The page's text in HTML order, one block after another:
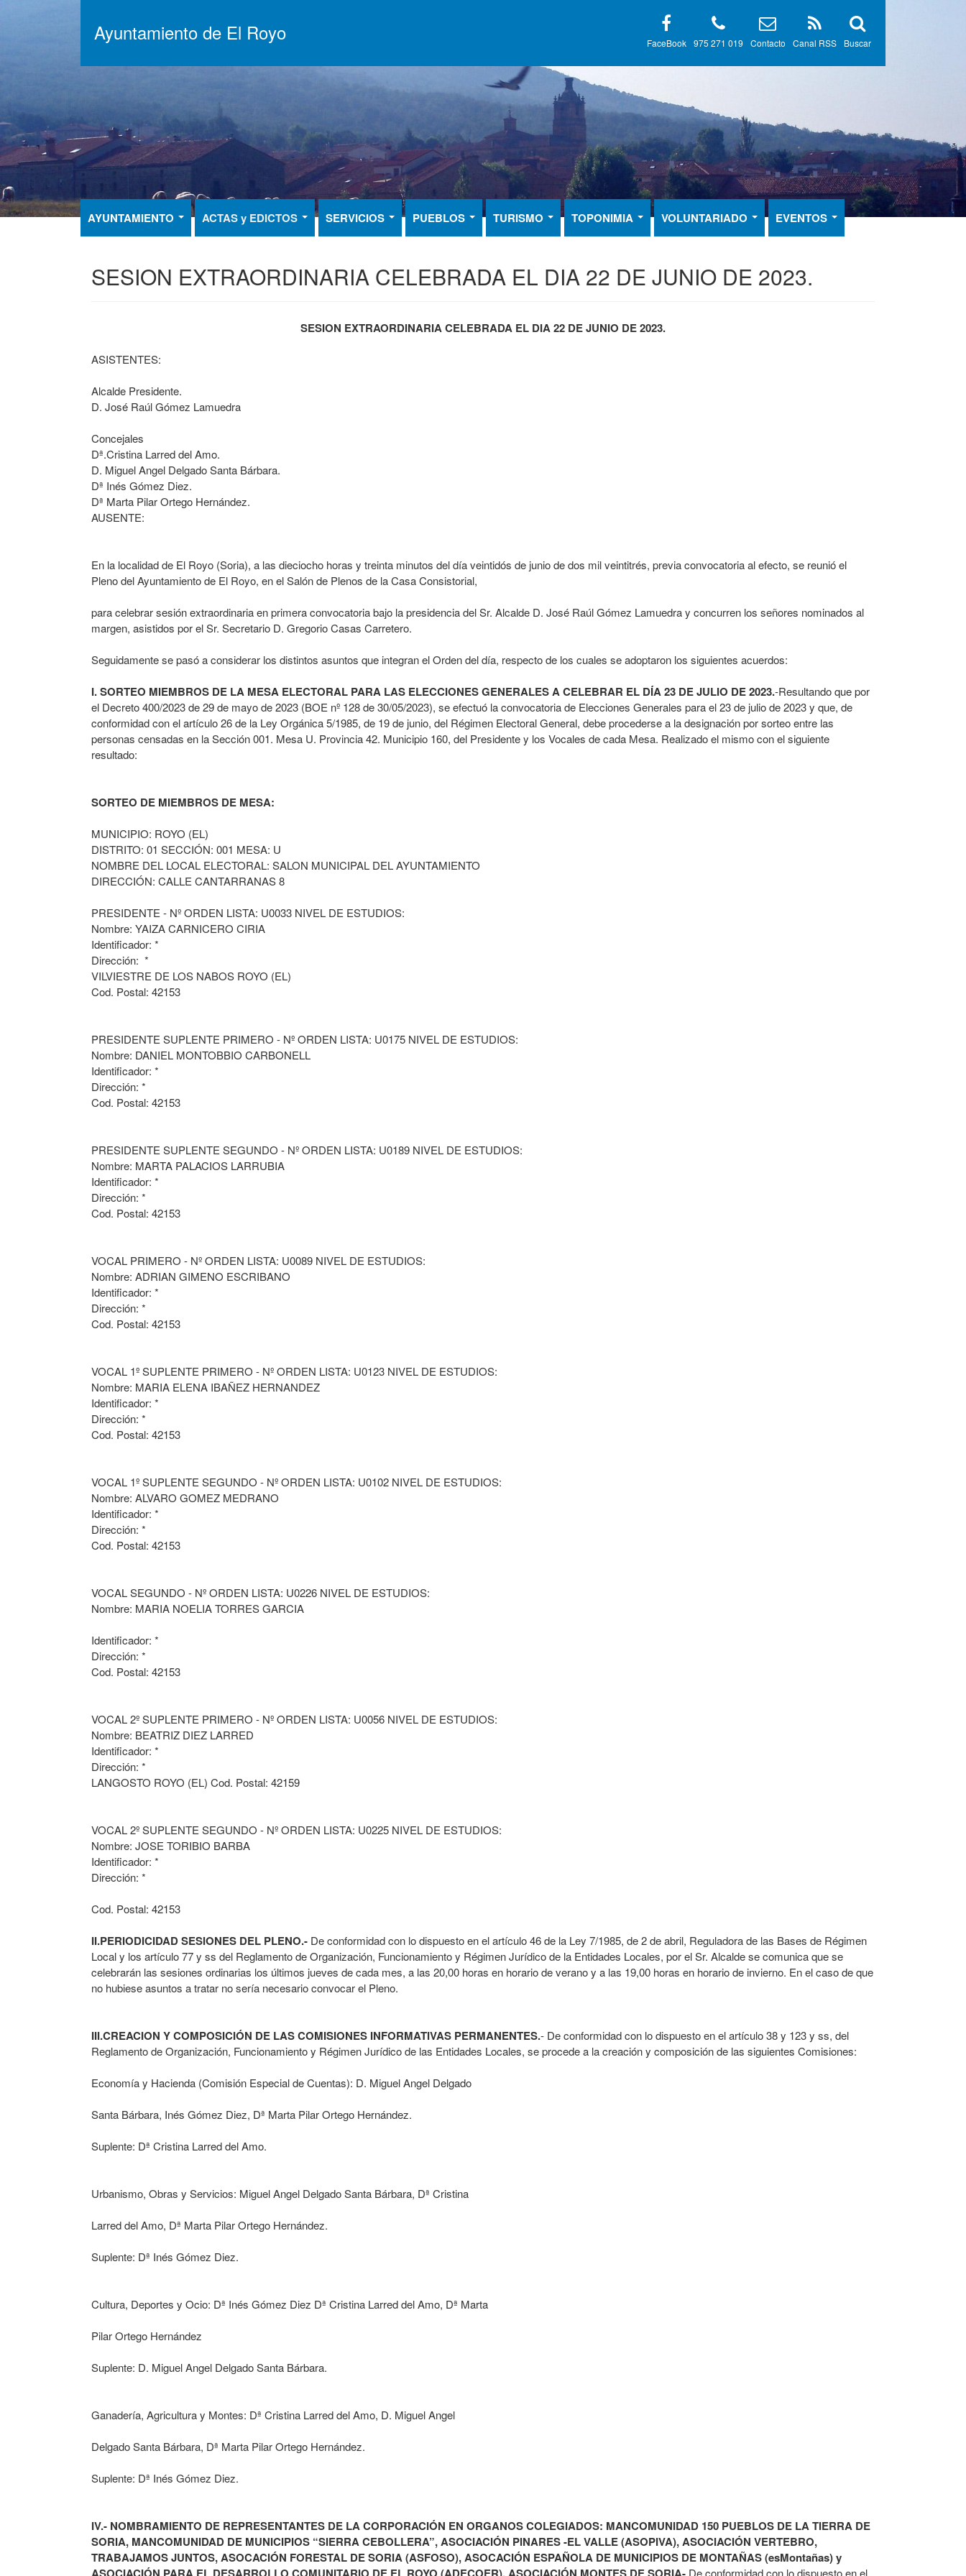
Ayuntamiento de El Royo Buscar
Canal RSS
Contacto
975 271 019
FaceBook
AYUNTAMIENTO ACTAS y EDICTOS SERVICIOS PUEBLOS TURISMO TOPONIMIA VOLUNTARIADO EVENTOS
SESION EXTRAORDINARIA CELEBRADA EL DIA 22 DE JUNIO DE 2023.
SESION EXTRAORDINARIA CELEBRADA EL DIA 22 DE JUNIO DE 2023.
ASISTENTES:
Alcalde Presidente.
D. José Raúl Gómez Lamuedra
Concejales
Dª.Cristina Larred del Amo.
D. Miguel Angel Delgado Santa Bárbara.
Dª Inés Gómez Diez.
Dª Marta Pilar Ortego Hernández.
AUSENTE:
En la localidad de El Royo (Soria), a las dieciocho horas y treinta minutos del día veintidós de junio de dos mil veintitrés, previa convocatoria al efecto, se reunió el
Pleno del Ayuntamiento de El Royo, en el Salón de Plenos de la Casa Consistorial,
para celebrar sesión extraordinaria en primera convocatoria bajo la presidencia del Sr. Alcalde D. José Raúl Gómez Lamuedra y concurren los señores nominados al
margen, asistidos por el Sr. Secretario D. Gregorio Casas Carretero.
Seguidamente se pasó a considerar los distintos asuntos que integran el Orden del día, respecto de los cuales se adoptaron los siguientes acuerdos:
I. SORTEO MIEMBROS DE LA MESA ELECTORAL PARA LAS ELECCIONES GENERALES A CELEBRAR EL DÍA 23 DE JULIO DE 2023.-Resultando que por
el Decreto 400/2023 de 29 de mayo de 2023 (BOE nº 128 de 30/05/2023), se efectuó la convocatoria de Elecciones Generales para el 23 de julio de 2023 y que, de
conformidad con el artículo 26 de la Ley Orgánica 5/1985, de 19 de junio, del Régimen Electoral General, debe procederse a la designación por sorteo entre las
personas censadas en la Sección 001. Mesa U. Provincia 42. Municipio 160, del Presidente y los Vocales de cada Mesa. Realizado el mismo con el siguiente
resultado:
SORTEO DE MIEMBROS DE MESA:
MUNICIPIO: ROYO (EL)
DISTRITO: 01 SECCIÓN: 001 MESA: U
NOMBRE DEL LOCAL ELECTORAL: SALON MUNICIPAL DEL AYUNTAMIENTO
DIRECCIÓN: CALLE CANTARRANAS 8
PRESIDENTE - Nº ORDEN LISTA: U0033 NIVEL DE ESTUDIOS:
Nombre: YAIZA CARNICERO CIRIA
Identificador: *
Dirección: *
VILVIESTRE DE LOS NABOS ROYO (EL)
Cod. Postal: 42153
PRESIDENTE SUPLENTE PRIMERO - Nº ORDEN LISTA: U0175 NIVEL DE ESTUDIOS:
Nombre: DANIEL MONTOBBIO CARBONELL
Identificador: *
Dirección: *
Cod. Postal: 42153
PRESIDENTE SUPLENTE SEGUNDO - Nº ORDEN LISTA: U0189 NIVEL DE ESTUDIOS:
Nombre: MARTA PALACIOS LARRUBIA
Identificador: *
Dirección: *
Cod. Postal: 42153
VOCAL PRIMERO - Nº ORDEN LISTA: U0089 NIVEL DE ESTUDIOS:
Nombre: ADRIAN GIMENO ESCRIBANO
Identificador: *
Dirección: *
Cod. Postal: 42153
VOCAL 1º SUPLENTE PRIMERO - Nº ORDEN LISTA: U0123 NIVEL DE ESTUDIOS:
Nombre: MARIA ELENA IBAÑEZ HERNANDEZ
Identificador: *
Dirección: *
Cod. Postal: 42153
VOCAL 1º SUPLENTE SEGUNDO - Nº ORDEN LISTA: U0102 NIVEL DE ESTUDIOS:
Nombre: ALVARO GOMEZ MEDRANO
Identificador: *
Dirección: *
Cod. Postal: 42153
VOCAL SEGUNDO - Nº ORDEN LISTA: U0226 NIVEL DE ESTUDIOS:
Nombre: MARIA NOELIA TORRES GARCIA
Identificador: *
Dirección: *
Cod. Postal: 42153
VOCAL 2º SUPLENTE PRIMERO - Nº ORDEN LISTA: U0056 NIVEL DE ESTUDIOS:
Nombre: BEATRIZ DIEZ LARRED
Identificador: *
Dirección: *
LANGOSTO ROYO (EL) Cod. Postal: 42159
VOCAL 2º SUPLENTE SEGUNDO - Nº ORDEN LISTA: U0225 NIVEL DE ESTUDIOS:
Nombre: JOSE TORIBIO BARBA
Identificador: *
Dirección: *
Cod. Postal: 42153
II.PERIODICIDAD SESIONES DEL PLENO.- De conformidad con lo dispuesto en el artículo 46 de la Ley 7/1985, de 2 de abril, Reguladora de las Bases de Régimen
Local y los artículo 77 y ss del Reglamento de Organización, Funcionamiento y Régimen Jurídico de la Entidades Locales, por el Sr. Alcalde se comunica que se
celebrarán las sesiones ordinarias los últimos jueves de cada mes, a las 20,00 horas en horario de verano y a las 19,00 horas en horario de invierno. En el caso de que
no hubiese asuntos a tratar no sería necesario convocar el Pleno.
III.CREACION Y COMPOSICIÓN DE LAS COMISIONES INFORMATIVAS PERMANENTES.- De conformidad con lo dispuesto en el artículo 38 y 123 y ss, del
Reglamento de Organización, Funcionamiento y Régimen Jurídico de las Entidades Locales, se procede a la creación y composición de las siguientes Comisiones:
Economía y Hacienda (Comisión Especial de Cuentas): D. Miguel Angel Delgado
Santa Bárbara, Inés Gómez Diez, Dª Marta Pilar Ortego Hernández.
Suplente: Dª Cristina Larred del Amo.
Urbanismo, Obras y Servicios: Miguel Angel Delgado Santa Bárbara, Dª Cristina
Larred del Amo, Dª Marta Pilar Ortego Hernández.
Suplente: Dª Inés Gómez Diez.
Cultura, Deportes y Ocio: Dª Inés Gómez Diez Dª Cristina Larred del Amo, Dª Marta
Pilar Ortego Hernández
Suplente: D. Miguel Angel Delgado Santa Bárbara.
Ganadería, Agricultura y Montes: Dª Cristina Larred del Amo, D. Miguel Angel
Delgado Santa Bárbara, Dª Marta Pilar Ortego Hernández.
Suplente: Dª Inés Gómez Diez.
IV.- NOMBRAMIENTO DE REPRESENTANTES DE LA CORPORACIÓN EN ORGANOS COLEGIADOS: MANCOMUNIDAD 150 PUEBLOS DE LA TIERRA DE
SORIA, MANCOMUNIDAD DE MUNICIPIOS “SIERRA CEBOLLERA”, ASOCIACIÓN PINARES -EL VALLE (ASOPIVA), ASOCIACIÓN VERTEBRO,
TRABAJAMOS JUNTOS, ASOCACIÓN FORESTAL DE SORIA (ASFOSO), ASOCACIÓN ESPAÑOLA DE MUNICIPIOS DE MONTAÑAS (esMontañas) y
De conformidad con lo dispuesto en el